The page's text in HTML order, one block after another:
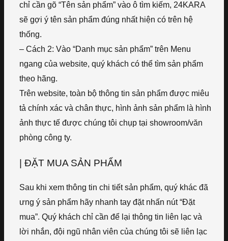
chỉ cần gõ “Tên sản phẩm” vào ô tìm kiếm, 24KARA
sẽ gợi ý tên sản phẩm đúng nhất hiện có trên hệ
thống.
– Cách 2: Vào “Danh mục sản phẩm” trên Menu
ngang của website, quý khách có thể tìm sản phẩm
theo hãng.
Trên website, toàn bộ thông tin sản phẩm được miêu
tả chính xác và chân thực, hình ảnh sản phẩm là hình
ảnh thực tế được chúng tôi chụp tại showroom/văn
phòng công ty.
| ĐẶT MUA SẢN PHẨM
Sau khi xem thông tin chi tiết sản phẩm, quý khác đã
ưng ý sản phẩm hãy nhanh tay đặt nhấn nút “Đặt
mua”. Quý khách chỉ cần để lại thông tin liên lạc và
lời nhắn, đội ngũ nhân viên của chúng tôi sẽ liên lạc